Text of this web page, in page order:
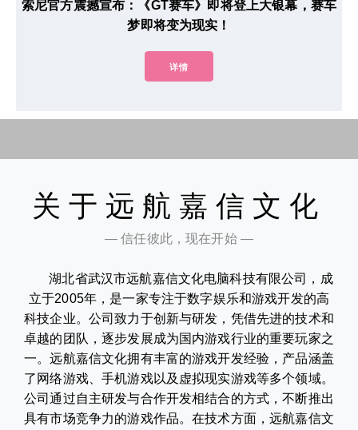
索尼官方震撼宣布：《GT赛车》即将登上大银幕，赛车
梦即将变为现实！
详情
关于远航嘉信文化
— 信任彼此，现在开始 —
湖北省武汉市远航嘉信文化电脑科技有限公司，成
立于2005年，是一家专注于数字娱乐和游戏开发的高
科技企业。公司致力于创新与研发，凭借先进的技术和
卓越的团队，逐步发展成为国内游戏行业的重要玩家之
一。远航嘉信文化拥有丰富的游戏开发经验，产品涵盖
了网络游戏、手机游戏以及虚拟现实游戏等多个领域。
公司通过自主研发与合作开发相结合的方式，不断推出
具有市场竞争力的游戏作品。在技术方面，远航嘉信文